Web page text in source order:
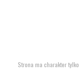
Strona ma charakter